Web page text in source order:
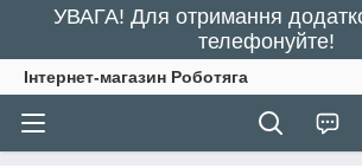
УВАГА! Для отримання
телефонуйте!
Інтернет-магазин Роботяга